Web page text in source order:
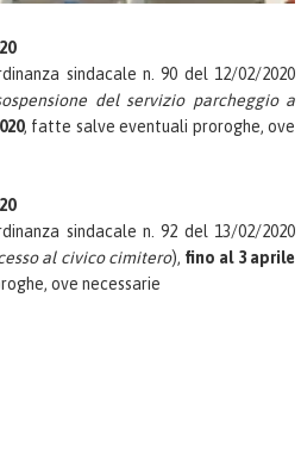
sindacale n. 90 del 12/02/2020
del servizio parcheggio a
, fatte salve eventuali proroghe, ove
sindacale n. 92 del 13/02/2020
al civico cimitero), fino al 3 aprile
ove necessarie